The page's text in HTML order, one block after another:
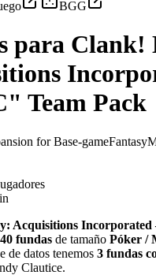
BGG
para Clank!
Team Pack
for Base-gameFantasy
Acquisitions
40 fundas de tamaño Póker /
de datos tenemos 3 fundas
Clautice.